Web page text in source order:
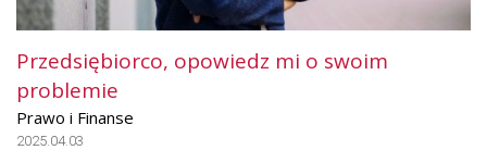
Przedsiębiorco, opowiedz mi o swoim
problemie
Prawo i Finanse
2025.04.03